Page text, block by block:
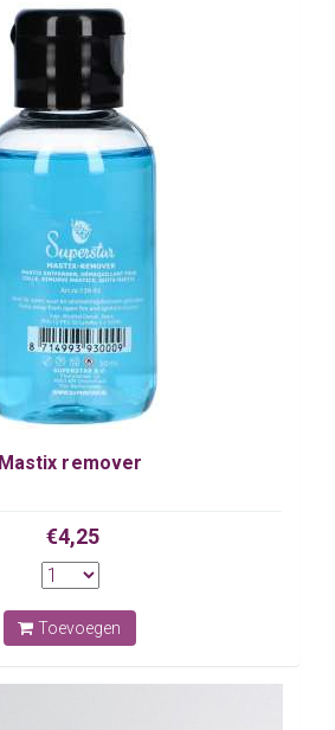
Mastix remover
€4,25
Toevoegen